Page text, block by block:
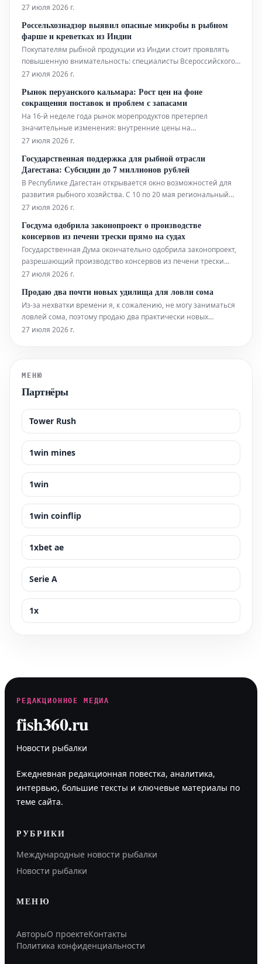
минувшее воскресенье ассоциацией Over Fishing Circeo. Курс
полученных в результате морских происшествий.
Мероприятие, пр
27 июля 2026 г.
Россельхознадзор выявил опасные микробы в рыбном
фарше и креветках из Индии
Покупателям рыбной продукции из Индии стоит проявлять
повышенную внимательность: специалисты Всероссийского
государственного Центра качества и стандартизации
«ВГНКИ»), подведомственного Россельхознадзору,
обнаружили серьезные нарушения микробиол
27 июля 2026 г.
Рынок перуанского кальмара: Рост цен на фоне
сокращения поставок и проблем с запасами
На 16-й неделе года рынок морепродуктов претерпел
значительные изменения: внутренние цены на
глубоководные виды, в частности на перуанского кальмара
гигантского кальмара увеличилась во всех размерных
категориях, при этом цельный кальма
27 июля 2026 г.
Государственная поддержка для рыбной отрасли
Дагестана: Субсидии до 7 миллионов рублей
В Республике Дагестан открывается окно возможностей для
развития рыбного хозяйства. С 10 по 20 мая региональный
комитет по рыбному хозяйству проведет отбор заявок на
инициатива призвана стимулировать развитие предприятий,
работающих в сфере акв
27 июля 2026 г.
Госдума одобрила законопроект о производстве
консервов из печени трески прямо на судах
Государственная Дума окончательно одобрила законопроект,
разрешающий производство консервов из печени трески
непосредственно на борту прибрежных рыболовных судов.
рыбопромыслового флота (АСРФ), направлена на сохранение
ценного ресур
27 июля 2026 г.
Продаю два почти новых удилища для ловли сома
Из-за нехватки времени я, к сожалению, не могу заниматься
ловлей сома, поэтому продаю два практически новых
удилища, чтобы освободить место. DAM Madcat Heavy Duty,
27 июля 2026 г.
МЕНЮ
Партнёры
Tower Rush
1win mines
1win
1win coinflip
1xbet ae
Serie A
1x
РЕДАКЦИОННОЕ МЕДИА
fish360.ru
Новости рыбалки
Ежедневная редакционная повестка, аналитика,
интервью, большие тексты и ключевые материалы по
теме сайта.
РУБРИКИ
Международные новости рыбалки
Новости рыбалки
МЕНЮ
АвторыО проектеКонтакты
Политика конфиденциальности